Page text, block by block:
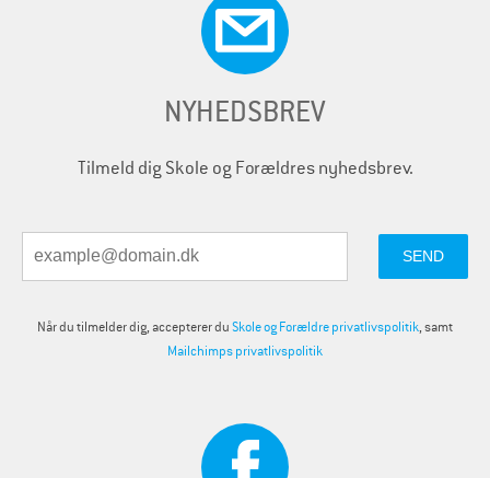
NYHEDSBREV
Tilmeld dig Skole og Forældres nyhedsbrev.
Når du tilmelder dig, accepterer duSkole og Forældre privatlivspolitik, samt
Mailchimps privatlivspolitik